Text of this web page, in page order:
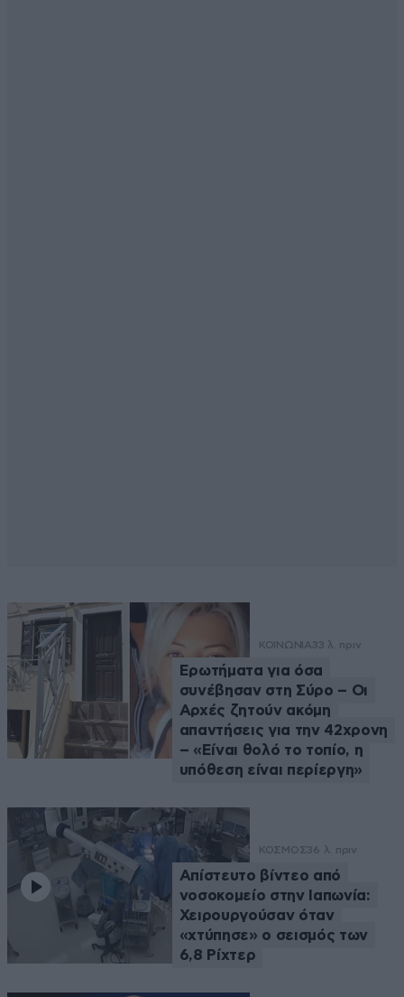
ΚΟΙΝΩΝΙΑ33 λ. πριν
Ερωτήματα για όσα
συνέβησαν στη Σύρο – Οι
Αρχές ζητούν ακόμη
απαντήσεις για την 42χρονη
– «Είναι θολό το τοπίο, η
υπόθεση είναι περίεργη»
ΚΟΣΜΟΣ36 λ. πριν
Απίστευτο βίντεο από
νοσοκομείο στην Ιαπωνία:
Χειρουργούσαν όταν
«χτύπησε» ο σεισμός των
6,8 Ρίχτερ